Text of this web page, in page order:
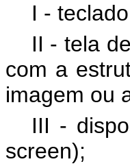
I -
II - tela
com a
imagem ou
III -
screen);